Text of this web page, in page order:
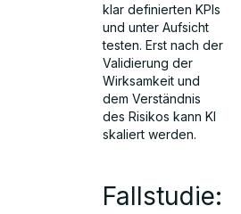
klar definierten KPIs
und unter Aufsicht
testen. Erst nach der
Validierung der
Wirksamkeit und
dem Verständnis
des Risikos kann KI
skaliert werden.
Fallstudie: